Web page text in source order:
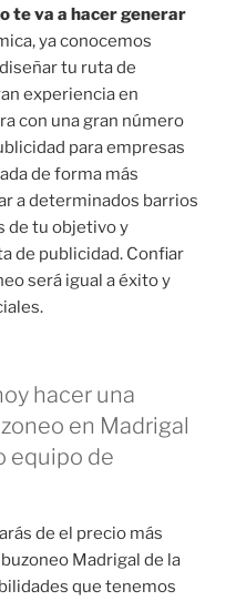
te va a hacer generar
ya conocemos
tu ruta de
experiencia en
con una gran número
para empresas
de forma más
a determinados barrios
de tu objetivo y
de publicidad. Confiar
será igual a éxito y
hacer una
en Madrigal
equipo de
de el precio más
Madrigal de la
que tenemos